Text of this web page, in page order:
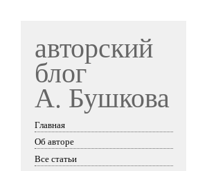
авторский
блог
А. Бушкова
Skip to content
Главная
Об авторе
Все статьи